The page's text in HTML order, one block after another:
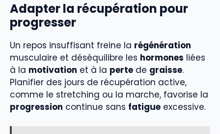
Adapter la récupération pour
progresser
Un repos insuffisant freine la régénération
musculaire et déséquilibre les hormones liées
à la motivation et à la perte de graisse.
Planifier des jours de récupération active,
comme le stretching ou la marche, favorise la
progression continue sans fatigue excessive.